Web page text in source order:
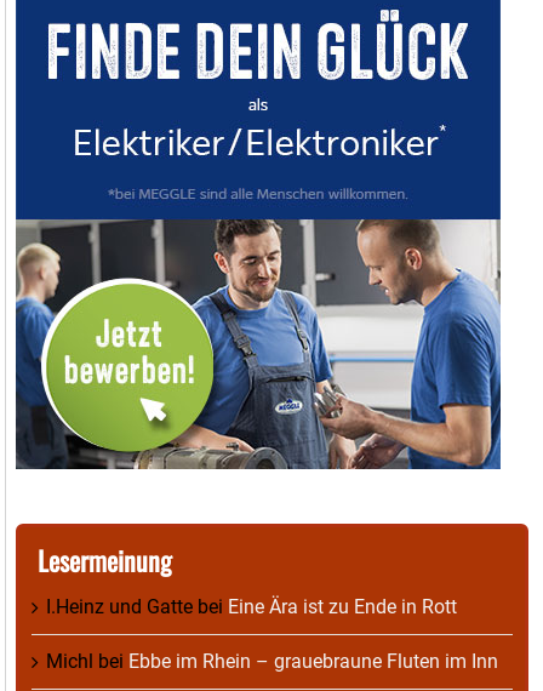
Lesermeinung
I.Heinz und Gatte bei Eine Ära ist zu Ende in Rott
Michl bei Ebbe im Rhein – grauebraune Fluten im Inn